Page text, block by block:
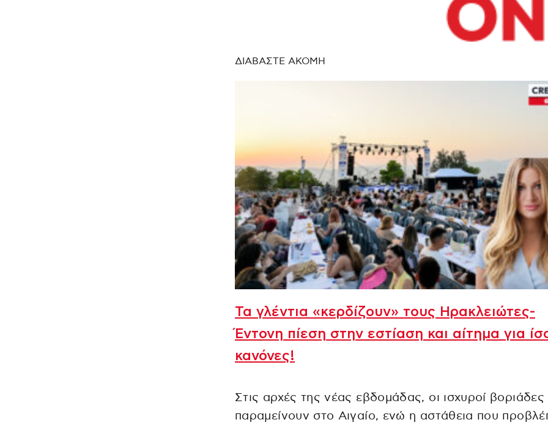
ΔΙΑΒΑΣΤΕ ΑΚΟΜΗ
Τα γλέντια «κερδίζουν» τους Ηρακλειώτες-
Έντονη πίεση στην εστίαση και αίτημα για
κανόνες!
Στις αρχές της νέας εβδομάδας, οι ισχυροί
παραμείνουν στο Αιγαίο, ενώ η αστάθεια που